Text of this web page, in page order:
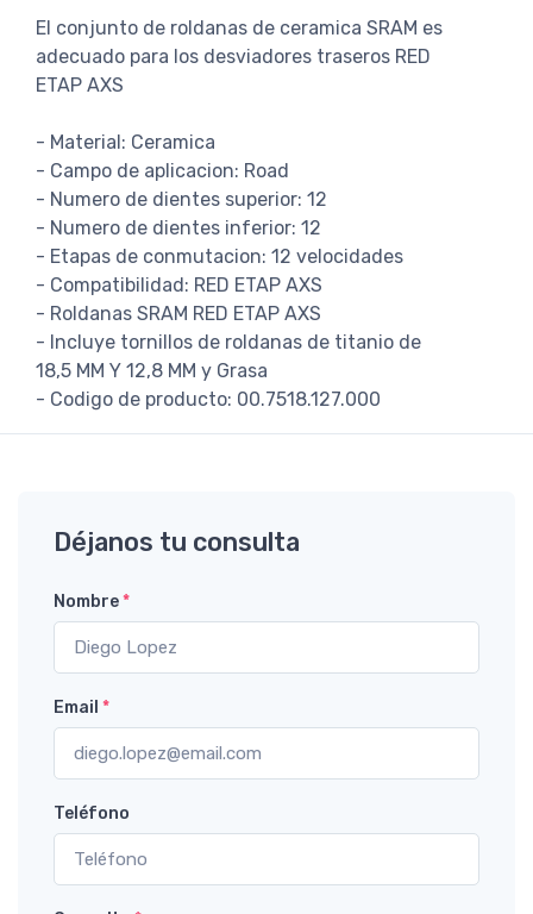
El conjunto de roldanas de ceramica SRAM es
adecuado para los desviadores traseros RED
ETAP AXS
- Material: Ceramica
- Campo de aplicacion: Road
- Numero de dientes superior: 12
- Numero de dientes inferior: 12
- Etapas de conmutacion: 12 velocidades
- Compatibilidad: RED ETAP AXS
- Roldanas SRAM RED ETAP AXS
- Incluye tornillos de roldanas de titanio de
18,5 MM Y 12,8 MM y Grasa
- Codigo de producto: 00.7518.127.000
Déjanos tu consulta
Nombre*
Email *
Teléfono